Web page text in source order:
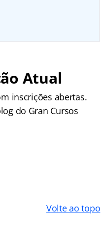
Atual
inscrições abertas.
do Gran Cursos
Volte ao topo